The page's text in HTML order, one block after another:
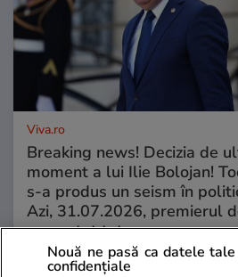
Viva.ro
Breaking news! Decizia de
moment a lui Ilie Bolojan!
s-a produs un seism în
Azi, 31.07.2026, premierul
a anunțat tot
Nouă ne pasă ca datele
confidențiale